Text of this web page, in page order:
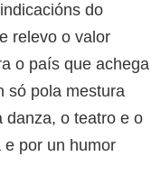
do
relevo o valor
o país que achega
só pola mestura
danza, o teatro e o
por un humor